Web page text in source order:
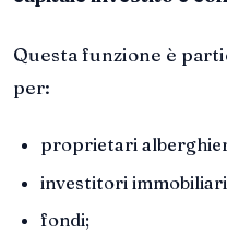
Questa funzione è
per:
proprietari
investitori
fondi;